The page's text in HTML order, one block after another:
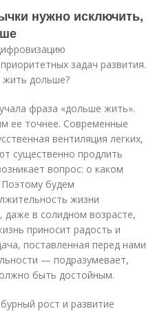
нужно исключить,
задач развития.
жить дольше?
фраза «дольше жить».
ее точнее. Современные
вентиляция легких,
существенно продлить
вопрос: о каком
Поэтому будем
жизни
даже в солидном возрасте,
приносит радость и
поставленная перед нами
— подразумевает,
быть достойным.
рост и развитие